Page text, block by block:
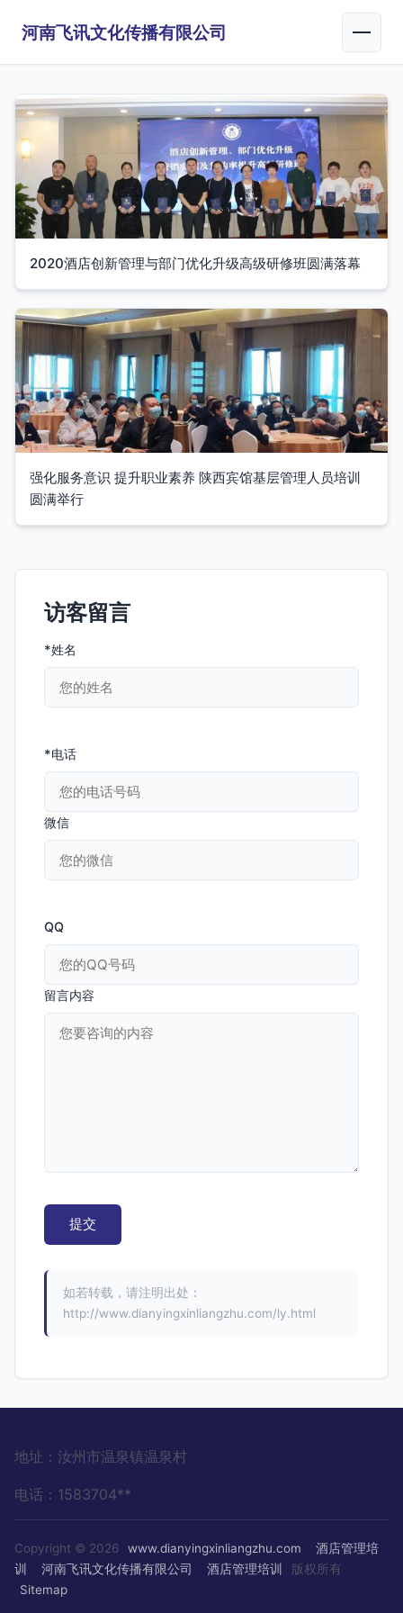
河南飞讯文化传播有限公司
2020酒店创新管理与部门优化升级高级研修班圆满落幕
强化服务意识 提升职业素养 陕西宾馆基层管理人员培训
圆满举行
访客留言
*姓名
*电话
微信
QQ
留言内容
如若转载，请注明出处：
http://www.dianyingxinliangzhu.com/ly.html
地址：汝州市温泉镇温泉村
电话：1583704**
Copyright © 2026 www.dianyingxinliangzhu.com
酒店管理培
训
河南飞讯文化传播有限公司 酒店管理培训
版权所有
Sitemap